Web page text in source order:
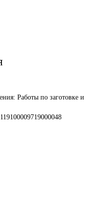
Работы по заготовке и